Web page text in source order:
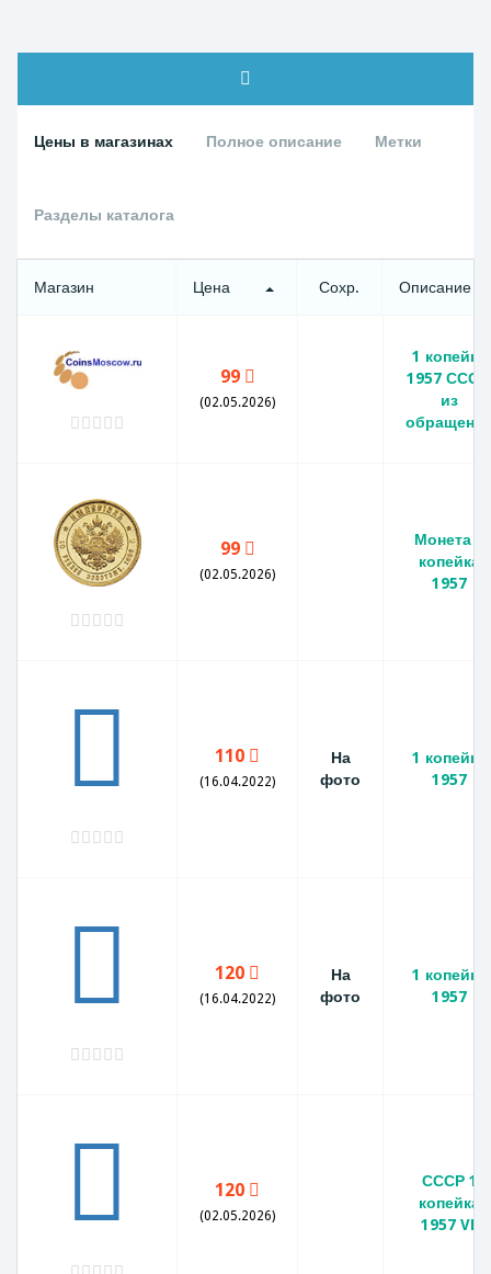
Цены в магазинах Полное описание Метки
Разделы каталога
Магазин Цена Сохр. Описание
99
(02.05.2026)
1 копейка
1957
из
99
(02.05.2026)
Монета 1
копейка
1957
110
(16.04.2022)
На
фото
1 копейка
1957
120
(16.04.2022)
На
фото
1 копейка
1957
120
(02.05.2026)
СССР 1
копейка
1957 VF